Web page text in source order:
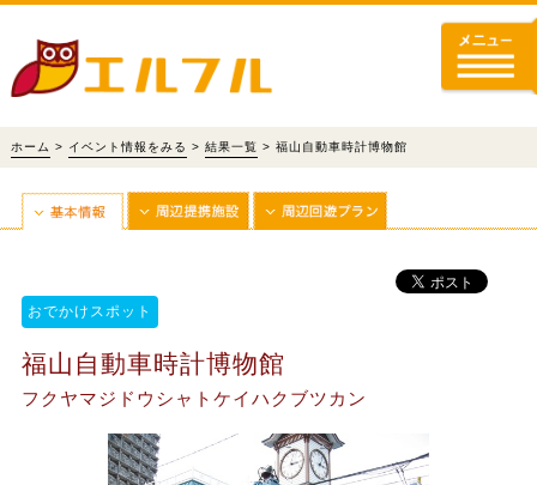
ホーム > イベント情報をみる > 結果一覧 > 福山自動車時計博物館
おでかけスポット
福山自動車時計博物館
フクヤマジドウシャトケイハクブツカン